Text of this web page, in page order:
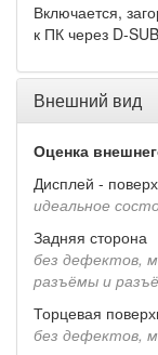
Включается,
к ПК через D-
Внешний вид
Оценка
Дисплей -
идеальное
Задняя сторона
без дефектов,
разъёмы и
Торцевая
без дефектов,